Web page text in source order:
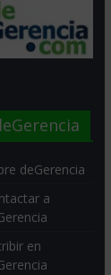
deGerencia
a
en